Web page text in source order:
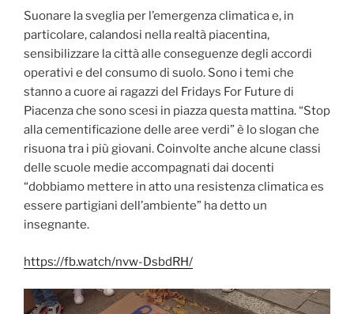
Suonare la sveglia per l’emergenza climatica e, in
particolare, calandosi nella realtà piacentina,
sensibilizzare la città alle conseguenze degli accordi
operativi e del consumo di suolo. Sono i temi che
stanno a cuore ai ragazzi del Fridays For Future di
Piacenza che sono scesi in piazza questa mattina. “Stop
alla cementificazione delle aree verdi” è lo slogan che
risuona tra i più giovani. Coinvolte anche alcune classi
delle scuole medie accompagnati dai docenti
“dobbiamo mettere in atto una resistenza climatica es
essere partigiani dell’ambiente” ha detto un
insegnante.
https://fb.watch/nvw-DsbdRH/